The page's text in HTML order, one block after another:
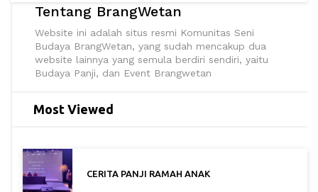
Tentang BrangWetan
Website ini adalah situs resmi Komunitas Seni
Budaya BrangWetan, yang sudah mencakup dua
website lainnya yang semula berdiri sendiri, yaitu
Budaya Panji, dan Event Brangwetan
Most Viewed
CERITA PANJI RAMAH ANAK